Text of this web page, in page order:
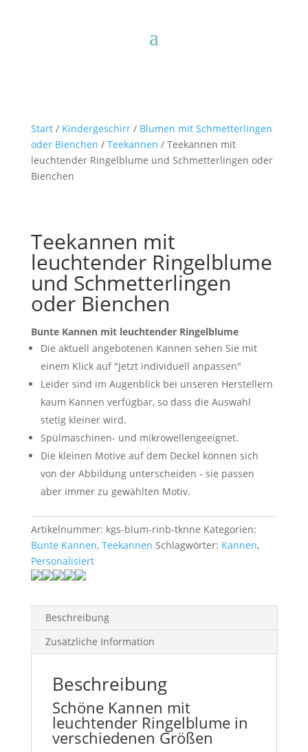
Start/ Kindergeschirr/ Blumen mit Schmetterlingen
oder Bienchen / Teekannen / Teekannen mit
leuchtender Ringelblume und Schmetterlingen oder
Bienchen
Teekannen mit
leuchtender Ringelblume
und Schmetterlingen
oder Bienchen
Bunte Kannen mit leuchtender Ringelblume
Die aktuell angebotenen Kannen sehen Sie mit
einem Klick auf "Jetzt individuell anpassen"
Leider sind im Augenblick bei unseren Herstellern
kaum Kannen verfügbar, so dass die Auswahl
stetig kleiner wird.
Spülmaschinen- und mikrowellengeeignet.
Die kleinen Motive auf dem Deckel können sich
von der Abbildung unterscheiden - sie passen
aber immer zu gewählten Motiv.
Artikelnummer: kgs-blum-rinb-tknne Kategorien:
Bunte Kannen, Teekannen Schlagwörter: Kannen,
Personalisiert
Beschreibung
Zusätzliche Information
Beschreibung
Schöne Kannen mit
leuchtender Ringelblume in
verschiedenen Größen